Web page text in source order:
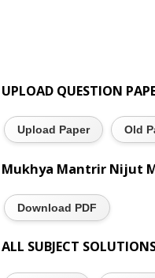
UPLOAD QUESTION
Upload Paper Old
Mukhya Mantrir Nijut
Download PDF
ALL SUBJECT